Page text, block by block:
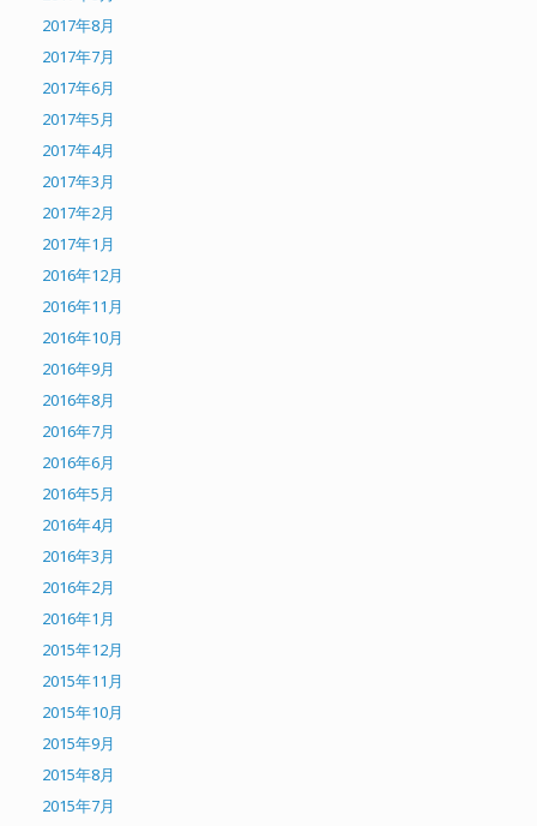
2017年8月
2017年7月
2017年6月
2017年5月
2017年4月
2017年3月
2017年2月
2017年1月
2016年12月
2016年11月
2016年10月
2016年9月
2016年8月
2016年7月
2016年6月
2016年5月
2016年4月
2016年3月
2016年2月
2016年1月
2015年12月
2015年11月
2015年10月
2015年9月
2015年8月
2015年7月